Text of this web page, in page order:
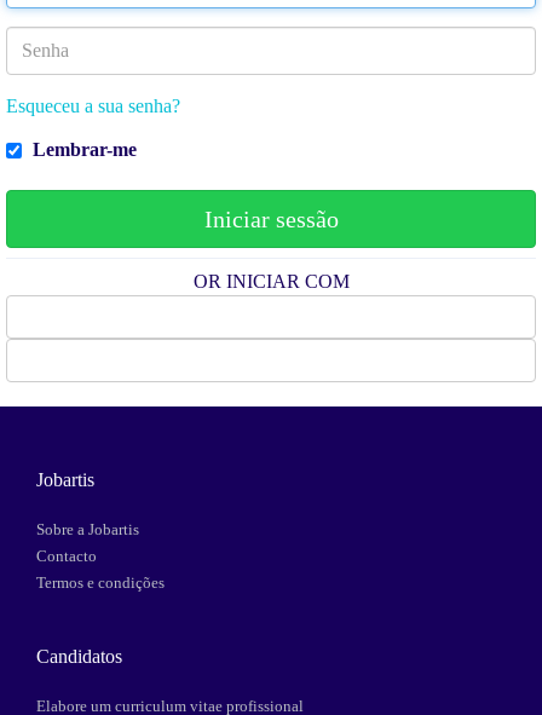
Esqueceu a sua senha?
Lembrar-me
OR INICIAR COM
Jobartis
Sobre a Jobartis
Contacto
Termos e condições
Candidatos
Elabore um curriculum vitae profissional